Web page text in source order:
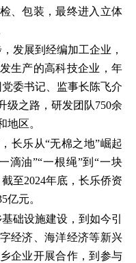
、包装，最终进入立体
发展到经编加工企业，
生产的高科技企业，年
委书记、监事长陈飞介
级之路，研发团队750余
地区。
长乐从“无棉之地”崛起
滴油”“一根绳”到“一块
至2024年底，长乐侨资
亿元。
础设施建设，到如今引
经济、海洋经济等新兴
企业开展合作，到参与